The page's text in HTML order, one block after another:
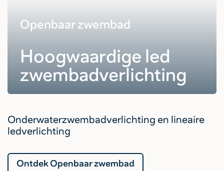
Openbaar zwembad
Hoogwaardige led
zwembadverlichting
Onderwaterzwembadverlichting en lineaire
ledverlichting
Ontdek Openbaar zwembad